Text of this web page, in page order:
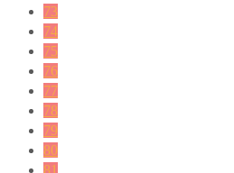
73
74
75
76
77
78
79
80
81